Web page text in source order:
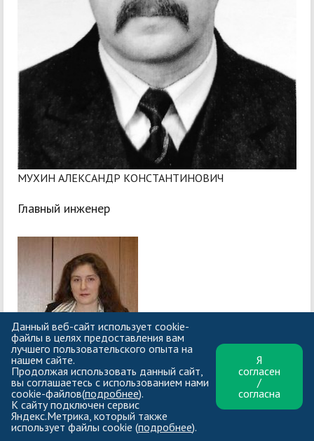
МУХИН АЛЕКСАНДР КОНСТАНТИНОВИЧ
Главный инженер
МЕЛИКЯН МАРИНА МАЙСКАЕВНА
Данный веб-сайт использует cookie-
файлы в целях предоставления вам
лучшего пользовательского опыта на
нашем сайте.
Продолжая использовать данный сайт,
вы соглашаетесь с использованием нами
cookie-файлов(подробнее).
К сайту подключен сервис
Яндекс.Метрика, который также
использует файлы cookie (подробнее).
Я
согласен
/
согласна